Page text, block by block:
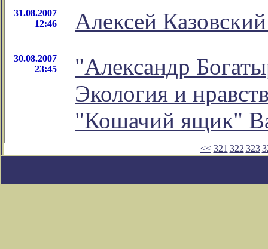
31.08.2007
12:46
Алексей
30.08.2007
23:45
"Александр
Экология и
"Кошачий ящик"
<< 321 |322|323|